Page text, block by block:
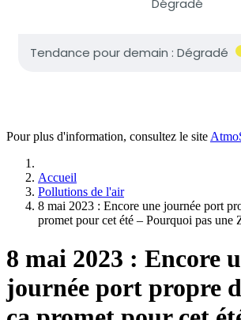
Pour plus d'information, consultez le site
Accueil
Pollutions de l'air
8 mai 2023 : Encore une journée port
promet pour cet été – Pourquoi pas une
8 mai 2023 : Encore
journée port propre